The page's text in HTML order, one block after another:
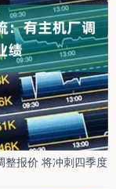
整报价 将冲刺四季度